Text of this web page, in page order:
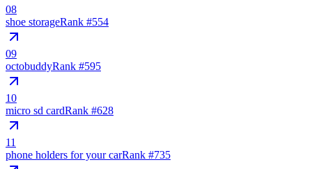
08
shoe storageRank #554
09
octobuddyRank #595
10
micro sd cardRank #628
11
phone holders for your carRank #735